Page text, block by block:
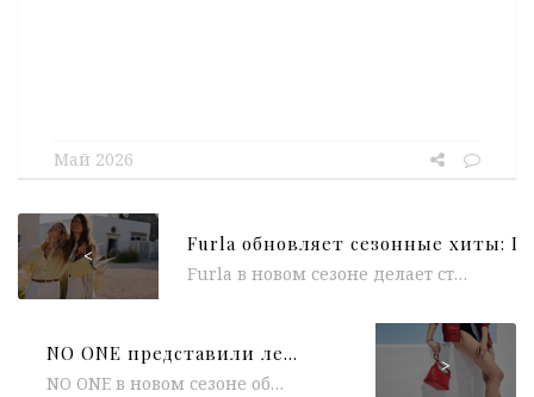
Май 2026
<
Furla в новом сезоне делает ставку на две ключевые модели — практичную Debby и более утончённую Tonie, переосмысляя их через...
NO ONE представили летний лукбук Mezzogiorno a Santorini
NO ONE в новом сезоне обращается к эстетике Кикладского архипелага и античному наследию Средиземноморья. Лукбук Mezzogiorno a Santorini вдохновлён бело-синими...
>